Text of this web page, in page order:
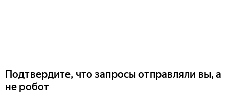
Подтвердите, что запросы отправляли вы, а
не робот